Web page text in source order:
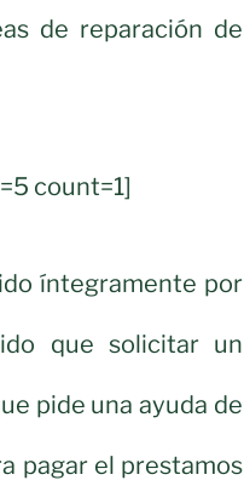
de reparación de
count=1]
íntegramente por
que solicitar un
pide una ayuda de
pagar el prestamos